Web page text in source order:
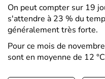
On peut compter sur 19
s'attendre à 23 % du
généralement très forte.
Pour ce mois de
sont en moyenne de 12